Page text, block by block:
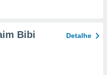
Bibi
Detalhe